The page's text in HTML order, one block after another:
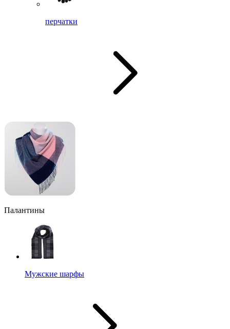
перчатки
Палантины
Мужские шарфы